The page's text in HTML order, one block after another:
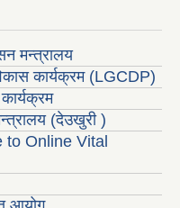
मन्त्रालय
कार्यक्रम (LGCDP)
(देउखुरी )
to Online Vital